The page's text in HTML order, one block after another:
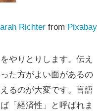
Richter from Pixabay
やりとりします。伝え
た方がよい面があるの
るのが大変です。言語
「経済性」と呼ばれま